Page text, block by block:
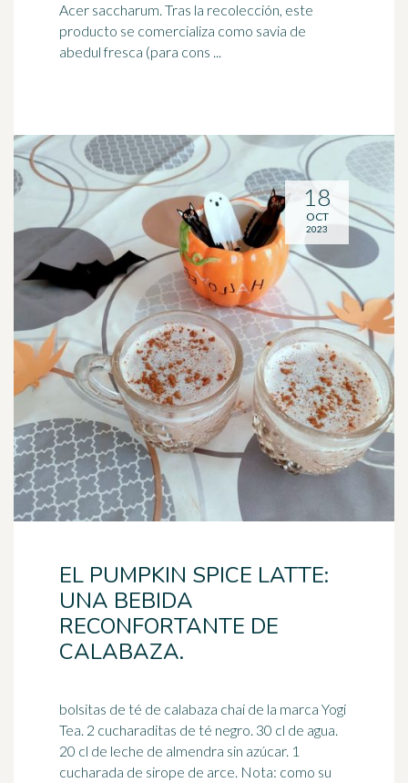
Acer saccharum. Tras la recolección, este
producto se comercializa como savia de
abedul fresca (para cons ...
EL PUMPKIN SPICE LATTE:
UNA BEBIDA
RECONFORTANTE DE
CALABAZA.
bolsitas de té de calabaza chai de la marca Yogi
Tea. 2 cucharaditas de té negro. 30 cl de agua.
20 cl de leche de almendra sin azúcar. 1
cucharada de sirope de arce. Nota: como su
18
OCT
2023